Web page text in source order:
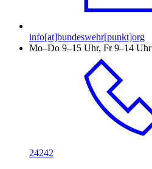
info[at]bundeswehr[punkt]org
Mo–Do 9–15 Uhr, Fr 9–14 Uhr
24242